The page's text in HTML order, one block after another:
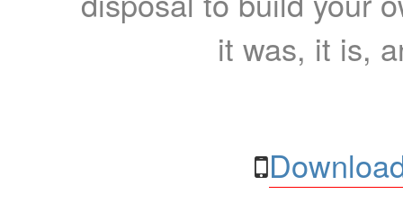
it was, it is,